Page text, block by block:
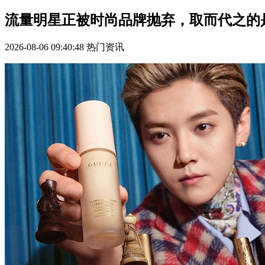
流量明星正被时尚品牌抛弃，取而代之
2026-08-06 09:40:48 热门资讯